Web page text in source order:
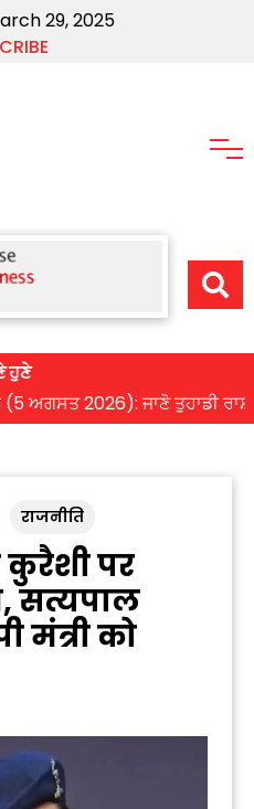
29, 2025
ਹੁਣੇ
2026): ਜਾਣੋ ਤੁਹਾਡੀ ਰਾਸ਼ੀ
राजनीति
पर
सत्यपाल
मंत्री को